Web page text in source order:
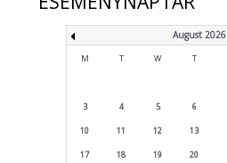
August 2026
M T W T
3 4 5 6
10 11 12 13
17 18 19 20